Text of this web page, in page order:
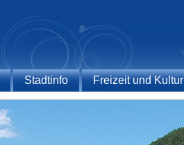
Stadtinfo Freizeit und Kultur